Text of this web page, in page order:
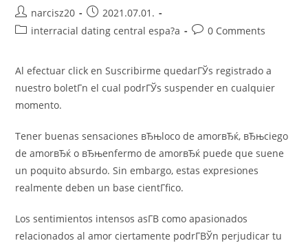
Post
author:
narcisz20
Post
published:
2021.07.01.
Postinterracial dating central espa?a
Post0 Comments
Al efectuar click en Suscribirme quedarГЎs registrado a
nuestro boletГ­n el cual podrГЎs suspender en cualquier
momento.
Tener buenas sensaciones вЂњloco de amorвЂќ, вЂњciego
de amorвЂќ o вЂњenfermo de amorвЂќ puede que suene
un poquito absurdo. Sin embargo, estas expresiones
realmente deben un base cientГ­fico.
Los sentimientos intensos asГ­В­ como apasionados
relacionados al amor ciertamente podrГ­ВЎn perjudicar tu